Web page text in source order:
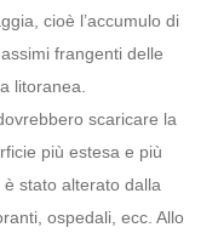
cioè l’accumulo di
frangenti delle
litoranea.
scaricare la
più estesa e più
stato alterato dalla
ospedali, ecc. Allo